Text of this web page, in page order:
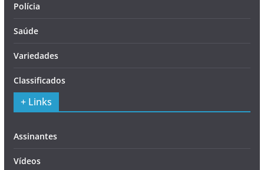
Polícia
Saúde
Variedades
Classificados
+ Links
Assinantes
Vídeos